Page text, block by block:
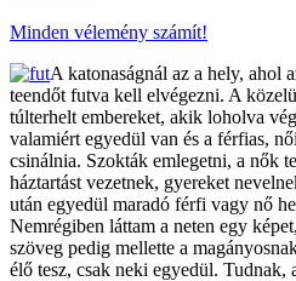
Minden vélemény számít!
A katonaságnál az a hely, ahol
teendőt futva kell elvégezni. A
túlterhelt embereket, akik loholva
valamiért egyedül van és a férfias,
csinálnia. Szokták emlegetni, a nők
háztartást vezetnek, gyereket
után egyedül maradó férfi vagy nő
Nemrégiben láttam a neten egy
szöveg pedig mellette a
élő tesz, csak neki egyedül. Tudnak,